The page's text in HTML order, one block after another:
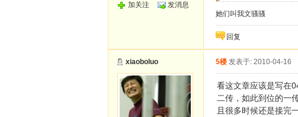
加关注
发消息
她们叫我文骚骚
回复
xiaoboluo 5楼 发表于: 2010-04-16
看这文章应该是写在
二传，如此到位的一
且很多时候还是接完